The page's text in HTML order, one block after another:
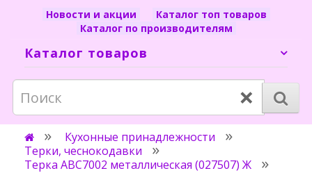
Новости и акции
Каталог топ товаров
Каталог по производителям
Каталог товаров
×
Кухонные принадлежности
Терки, чеснокодавки
Терка ABC7002 металлическая (027507) Ж